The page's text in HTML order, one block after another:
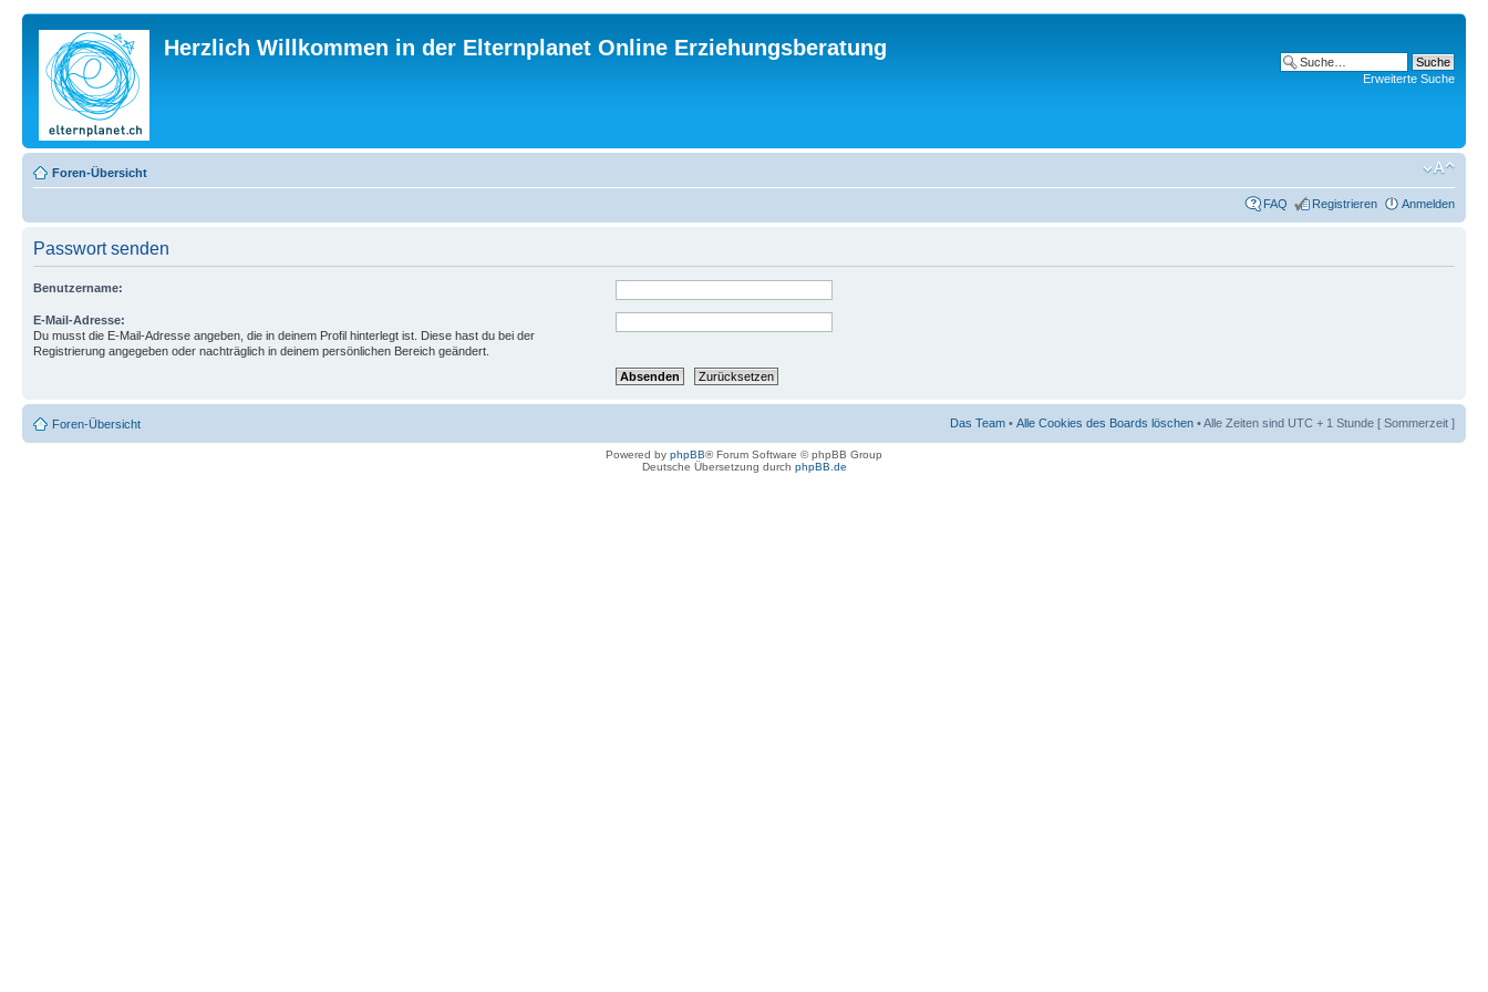
Herzlich Willkommen in der Elternplanet Online Erziehungsberatung
Erweiterte Suche
Foren-Übersicht
FAQ Registrieren Anmelden
Passwort senden
Benutzername:
E-Mail-Adresse:
Du musst die E-Mail-Adresse angeben, die in deinem Profil hinterlegt ist. Diese hast du bei der
Registrierung angegeben oder nachträglich in deinem persönlichen Bereich geändert.
Foren-Übersicht Das Team • Alle Cookies des Boards löschen • Alle Zeiten sind UTC + 1 Stunde [ Sommerzeit ]
Powered by phpBB® Forum Software © phpBB Group
Deutsche Übersetzung durch phpBB.de